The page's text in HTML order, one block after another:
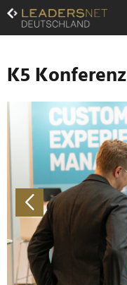
Zum
Inhalt
Zur
Navigation
Zur
Hauptnavigation
K5 Konferenz